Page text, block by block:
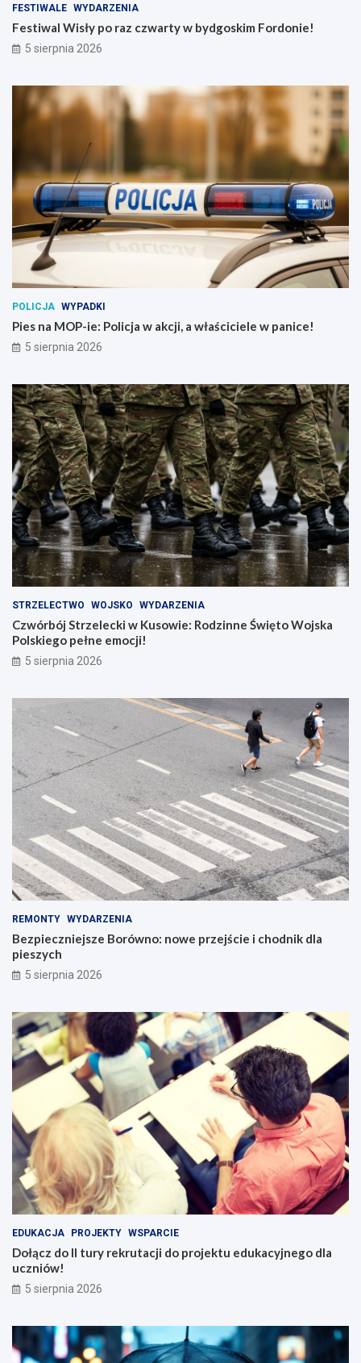
FESTIWALE WYDARZENIA
Festiwal Wisły po raz czwarty w bydgoskim Fordonie!
5 sierpnia 2026
POLICJA WYPADKI
Pies na MOP-ie: Policja w akcji, a właściciele w panice!
5 sierpnia 2026
STRZELECTWO WOJSKO WYDARZENIA
Czwórbój Strzelecki w Kusowie: Rodzinne Święto Wojska
Polskiego pełne emocji!
5 sierpnia 2026
REMONTY WYDARZENIA
Bezpieczniejsze Borówno: nowe przejście i chodnik dla
pieszych
5 sierpnia 2026
EDUKACJA PROJEKTY WSPARCIE
Dołącz do II tury rekrutacji do projektu edukacyjnego dla
uczniów!
5 sierpnia 2026